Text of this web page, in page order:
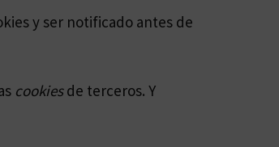
y ser notificado antes de
cookiesde terceros. Y